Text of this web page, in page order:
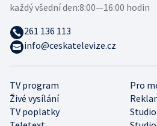
TV program
Pro
Živé vysílání
TV poplatky
každý všední den:8:00—16:00 hodin
261 136 113
info@ceskatelevize.cz